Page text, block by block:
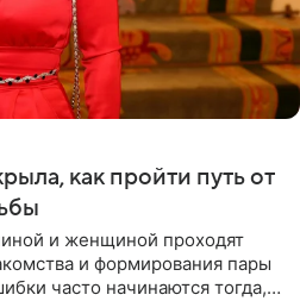
как пройти путь от
и женщиной проходят
и формирования пары
часто начинаются тогда,